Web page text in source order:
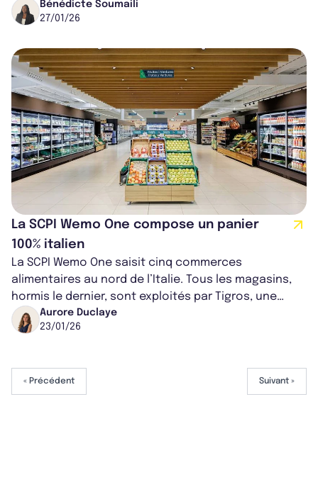
de distribution exceptionne...
Bénédicte Soumaili
27/01/26
La SCPI Wemo One compose un panier
100% italien
La SCPI Wemo One saisit cinq commerces
alimentaires au nord de l’Italie. Tous les magasins,
hormis le dernier, sont exploités par Tigros, une
enseigne de grande distribution.
Aurore Duclaye
23/01/26
« Précédent Suivant »